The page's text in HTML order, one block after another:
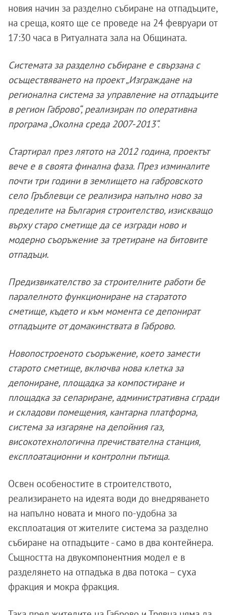
новия начин за разделно събиране на отпадъците,
на среща, която ще се проведе на 24 февруари от
17:30 часа в Ритуалната зала на Общината.
Системата за разделно събиране е свързана с
осъществяването на проект „Изграждане на
регионална система за управление на отпадъците
в регион Габрово“, реализиран по оперативна
програма „Околна среда 2007-2013“.
Стартирал през лятото на 2012 година, проектът
вече е в своята финална фаза. През изминалите
почти три години в землището на габровското
село Гръблевци се реализира напълно ново за
пределите на България строителство, изискващо
върху старо сметище да се изгради ново и
модерно съоръжение за третиране на битовите
отпадъци.
Предизвикателство за строителните работи бе
паралелното функциониране на старатото
сметище, където и към момента се депонират
отпадъците от домакинствата в Габрово.
Новопостроеното съоръжение, което замести
старото сметище, включва нова клетка за
депониране, площадка за компостиране и
площадка за сепариране, административна сгради
и складови помещения, кантарна платформа,
система за изгаряне на депойния газ,
високотехнологична пречиствателна станция,
експлоатационни и контролни пътища.
Освен особеностите в строителството,
реализирането на идеята води до внедряването
на напълно новата и много по-удобна за
експлоатация от жителите система за разделно
събиране на отпадъците - само в два контейнера.
Същността на двукомпонентния модел е в
разделянето на отпадъка в два потока – суха
фракция и мокра фракция.